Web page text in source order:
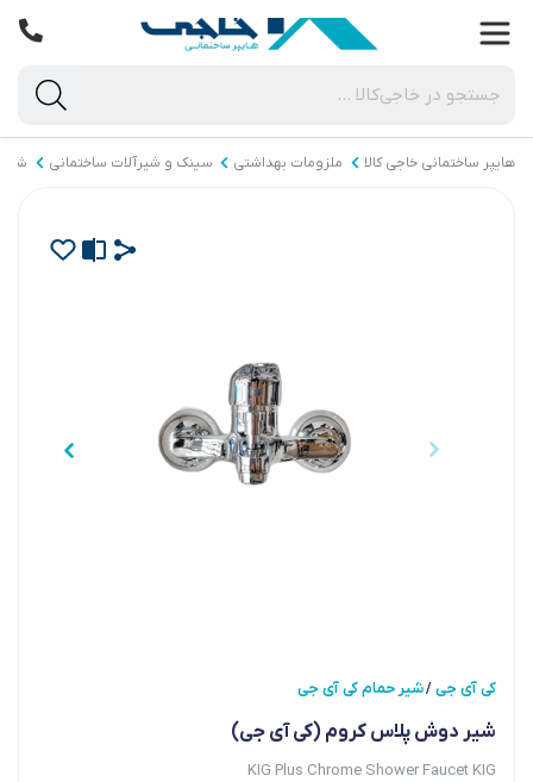
هایپر ساختمانی خاجی‌ کالا ملزومات بهداشتی سینک و شیرآلات ساختمانی
کی آی جی/شیر حمام کی آی جی
شیر دوش پلاس کروم (کی آی جی)
KIG Plus Chrome Shower Faucet KIG